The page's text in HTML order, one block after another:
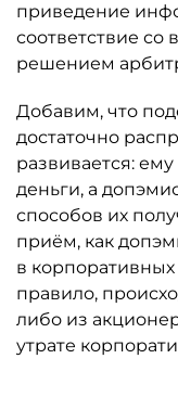
приведение
соответствие
решением
Добавим, что
достаточно
развивается:
деньги, а
способов их
приём, как
в
правило,
либо из
утрате